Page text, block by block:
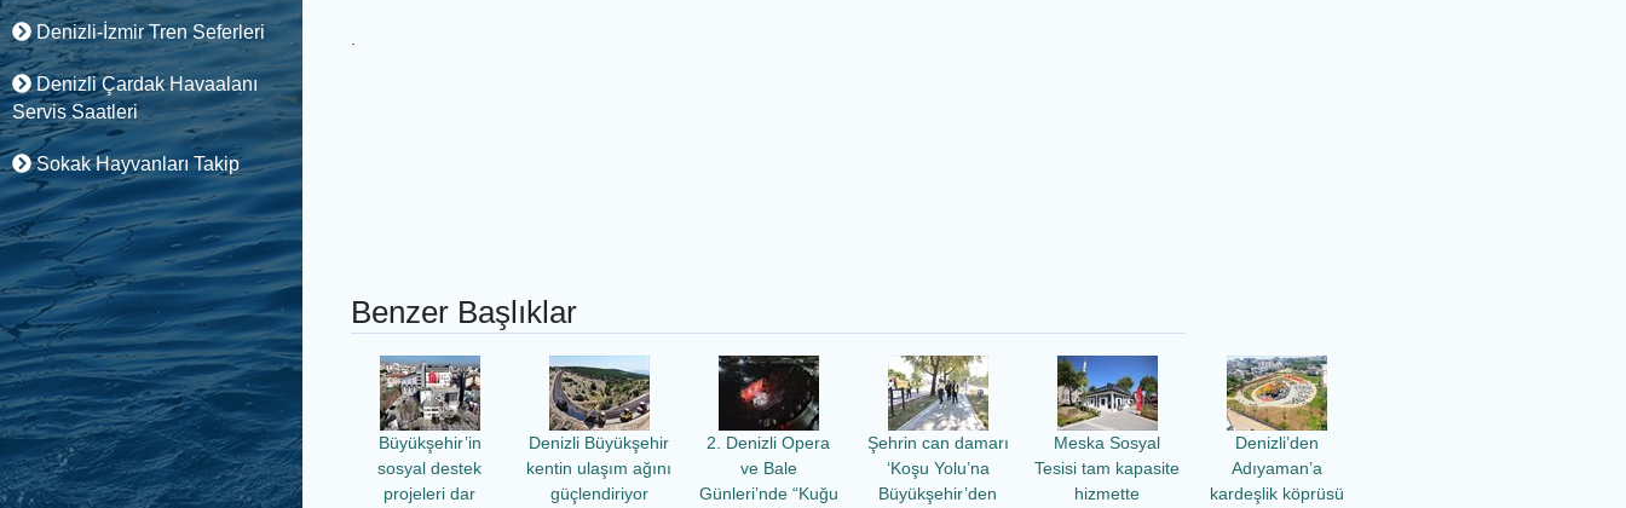
Denizli-İzmir Tren Seferleri
Denizli Çardak Havaalanı
Servis Saatleri
Sokak Hayvanları Takip
Benzer Başlıklar
Büyükşehir’in
sosyal destek
projeleri dar
Denizli Büyükşehir
kentin ulaşım ağını
güçlendiriyor
2. Denizli Opera
ve Bale
Günleri’nde “Kuğu
Şehrin can damarı
‘Koşu Yolu’na
Büyükşehir’den
Meska Sosyal
Tesisi tam kapasite
hizmette
Denizli’den
Adıyaman’a
kardeşlik köprüsü